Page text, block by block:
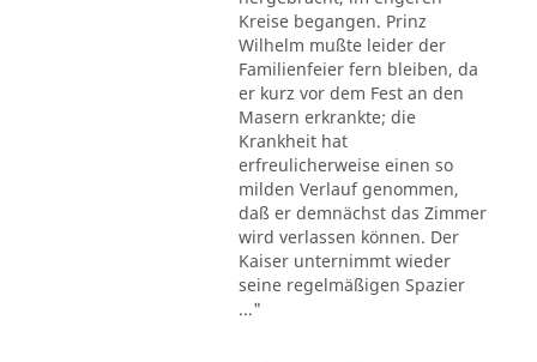
Kreise begangen. Prinz
Wilhelm mußte leider der
Familienfeier fern bleiben, da
er kurz vor dem Fest an den
Masern erkrankte; die
Krankheit hat
erfreulicherweise einen so
milden Verlauf genommen,
daß er demnächst das Zimmer
wird verlassen können. Der
Kaiser unternimmt wieder
seine regelmäßigen Spazier
..."